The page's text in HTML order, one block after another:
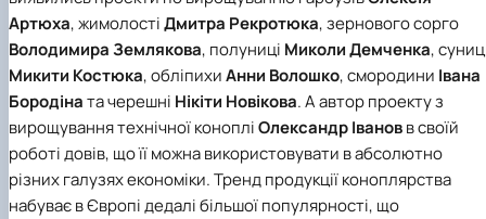
Артюха, жимолостіДмитра Рекротюка, зернового сорго
Володимира Землякова, полуниці Миколи Демченка,
Микити Костюка, обліпихиАнни Волошко, смородини Івана
Бородіната черешні Нікіти Новікова. А автор проекту з
вирощування технічної конопліОлександр Івановв своїй
роботі довів, що її можна використовувати в абсолютно
різних галузях економіки. Тренд продукції коноплярства
набуває в Європі дедалі більшої популярності, що